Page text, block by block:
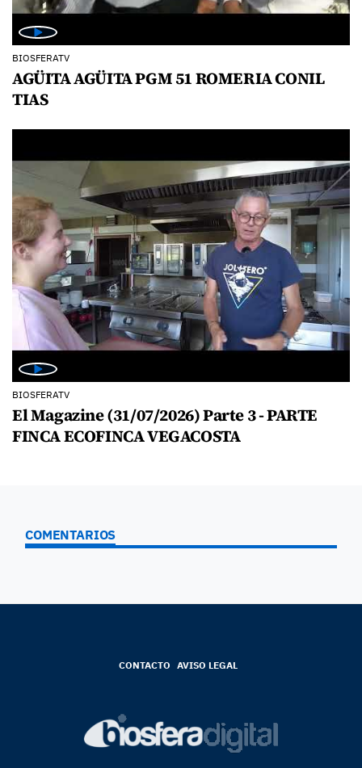
BIOSFERATV
AGÜITA AGÜITA PGM 51 ROMERIA CONIL
TIAS
BIOSFERATV
El Magazine (31/07/2026) Parte 3 - PARTE
FINCA ECOFINCA VEGACOSTA
COMENTARIOS
CONTACTO AVISO LEGAL